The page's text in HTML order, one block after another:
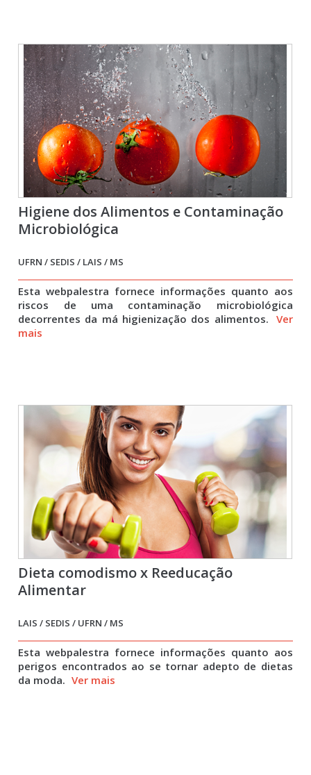
Higiene dos Alimentos e Contaminação
Microbiológica
UFRN / SEDIS / LAIS / MS
Esta webpalestra fornece informações quanto aos
riscos de uma contaminação microbiológica
decorrentes da má higienização dos alimentos. Ver
mais
Dieta comodismo x Reeducação
Alimentar
LAIS / SEDIS / UFRN / MS
Esta webpalestra fornece informações quanto aos
perigos encontrados ao se tornar adepto de dietas
da moda. Ver mais